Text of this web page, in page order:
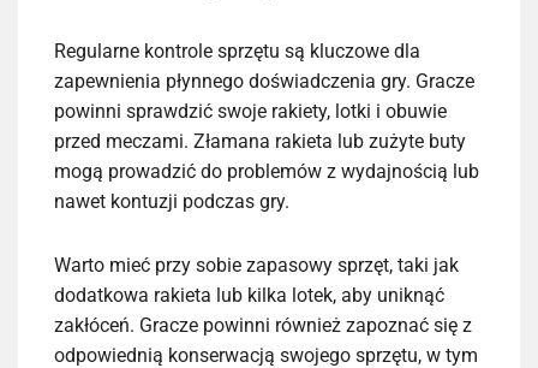
Regularne kontrole sprzętu są kluczowe dla
zapewnienia płynnego doświadczenia gry. Gracze
powinni sprawdzić swoje rakiety, lotki i obuwie
przed meczami. Złamana rakieta lub zużyte buty
mogą prowadzić do problemów z wydajnością lub
nawet kontuzji podczas gry.
Warto mieć przy sobie zapasowy sprzęt, taki jak
dodatkowa rakieta lub kilka lotek, aby uniknąć
zakłóceń. Gracze powinni również zapoznać się z
odpowiednią konserwacją swojego sprzętu, w tym